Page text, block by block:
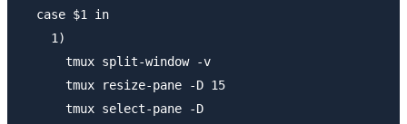
  case $1 in
    1)
      tmux split-window -v
      tmux resize-pane -D 15
      tmux select-pane -D